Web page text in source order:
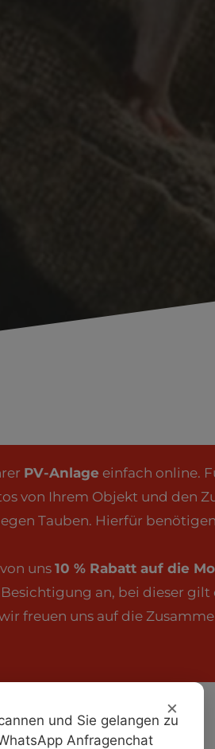
PV-Anlage einfach online.
von Ihrem Objekt und den
Tauben. Hierfür
uns 10 % Rabatt auf die
an, bei dieser gilt
freuen uns auf die
×
und Sie gelangen zu
Anfragenchat